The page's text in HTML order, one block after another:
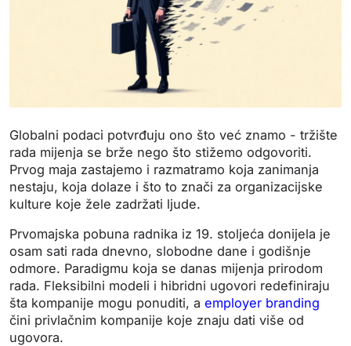
Globalni podaci potvrđuju ono što već znamo - tržište
rada mijenja se brže nego što stižemo odgovoriti.
Prvog maja zastajemo i razmatramo koja zanimanja
nestaju, koja dolaze i što to znači za organizacijske
kulture koje žele zadržati ljude.
Prvomajska pobuna radnika iz 19. stoljeća donijela je
osam sati rada dnevno, slobodne dane i godišnje
odmore. Paradigmu koja se danas mijenja prirodom
rada. Fleksibilni modeli i hibridni ugovori redefiniraju
šta kompanije mogu ponuditi, a employer branding
čini privlačnim kompanije koje znaju dati više od
ugovora.